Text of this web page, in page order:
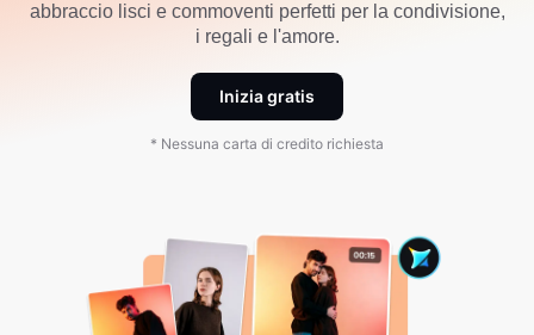
abbraccio lisci e commoventi perfetti per la condivisione,
i regali e l'amore.
Inizia gratis
* Nessuna carta di credito richiesta